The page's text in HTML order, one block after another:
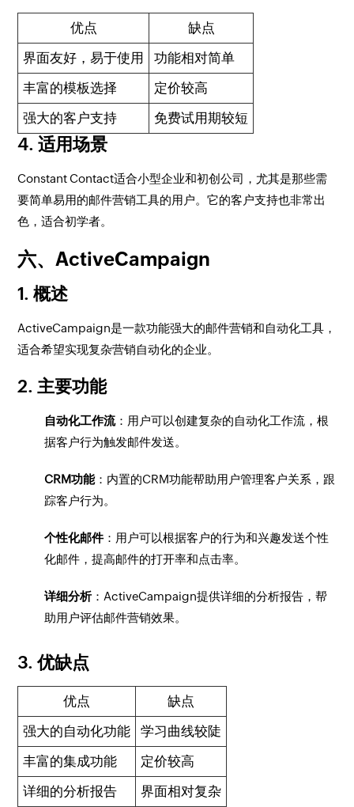
优点
缺点
界面友好，易于使用
功能相对简单
丰富的模板选择
定价较高
强大的客户支持
免费试用期较短
4. 适用场景
Constant Contact适合小型企业和初创公司，尤其是那些需
要简单易用的邮件营销工具的用户。它的客户支持也非常出
色，适合初学者。
六、ActiveCampaign
1. 概述
ActiveCampaign是一款功能强大的邮件营销和自动化工具，
适合希望实现复杂营销自动化的企业。
2. 主要功能
自动化工作流：用户可以创建复杂的自动化工作流，根
据客户行为触发邮件发送。
CRM功能：内置的CRM功能帮助用户管理客户关系，跟
踪客户行为。
个性化邮件：用户可以根据客户的行为和兴趣发送个性
化邮件，提高邮件的打开率和点击率。
详细分析：ActiveCampaign提供详细的分析报告，帮
助用户评估邮件营销效果。
3. 优缺点
优点
缺点
强大的自动化功能
学习曲线较陡
丰富的集成功能
定价较高
详细的分析报告
界面相对复杂